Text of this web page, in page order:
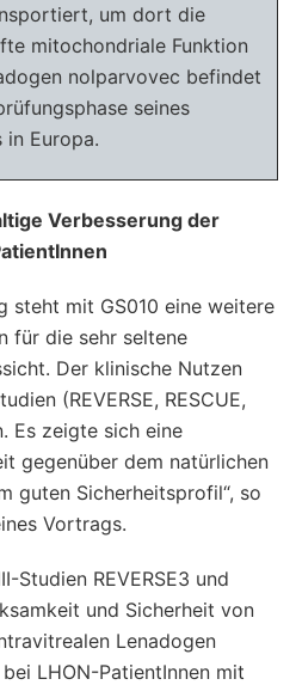
um dort die
mitochondriale Funktion
nolparvovec befindet
seines
in Europa.
Verbesserung der
steht mit GS010 eine weitere
für die sehr seltene
Der klinische Nutzen
(REVERSE, RESCUE,
Es zeigte sich eine
gegenüber dem natürlichen
guten Sicherheitsprofil“, so
Vortrags.
Studien REVERSE3 und
und Sicherheit von
Lenadogen
LHON-PatientInnen mit